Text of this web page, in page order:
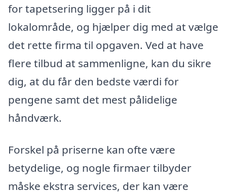
for tapetsering ligger på i dit
lokalområde, og hjælper dig med at vælge
det rette firma til opgaven. Ved at have
flere tilbud at sammenligne, kan du sikre
dig, at du får den bedste værdi for
pengene samt det mest pålidelige
håndværk.
Forskel på priserne kan ofte være
betydelige, og nogle firmaer tilbyder
måske ekstra services, der kan være